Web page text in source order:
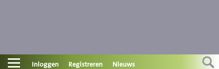
ContactInloggen Registreren Nieuws